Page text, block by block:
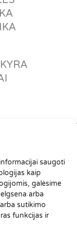
saugoti
kaip
galėsime
arba
sutikimo
funkcijas ir